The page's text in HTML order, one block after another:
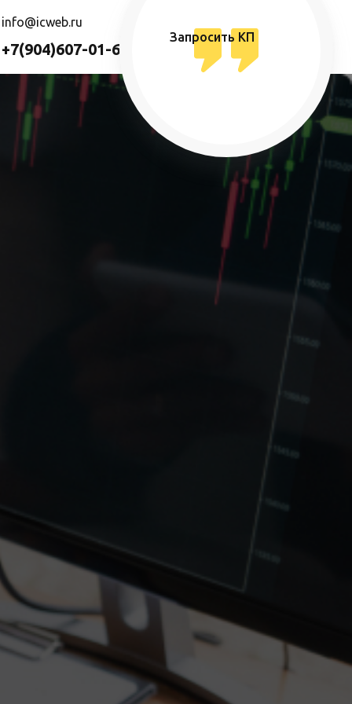
info@icweb.ru
+7(904)607-01-69
Запросить КП